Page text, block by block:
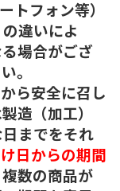
トフォン等）
違いによ
場合がござ
。
ら安全に召し
造（加工）
までをそれ
日からの期間
複数の商品が